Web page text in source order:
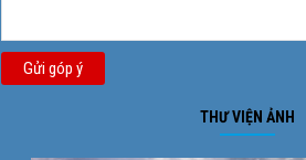
Gửi góp ý
THƯ VIỆN ẢNH